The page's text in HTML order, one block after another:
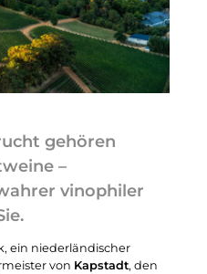
gehören
–
vinophiler
ein niederländischer
von Kapstadt, den